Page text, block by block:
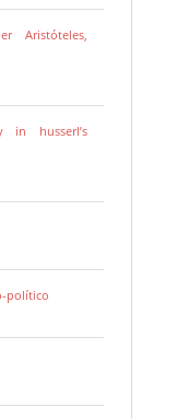
Aristóteles,
in husserl’s
político